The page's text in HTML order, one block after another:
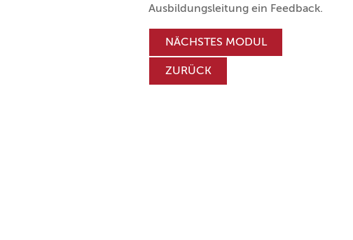
Ausbildungsleitung ein Feedback.
NÄCHSTES MODUL
ZURÜCK